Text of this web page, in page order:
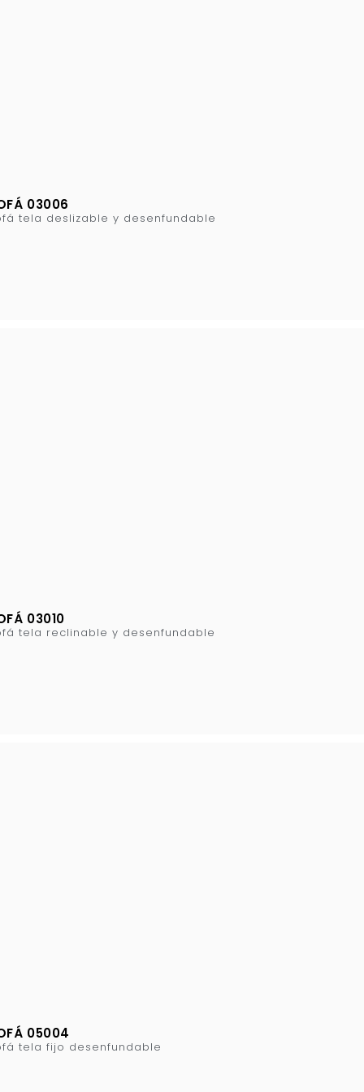
03006
tela deslizable y desenfundable
03010
tela reclinable y desenfundable
05004
tela fijo desenfundable